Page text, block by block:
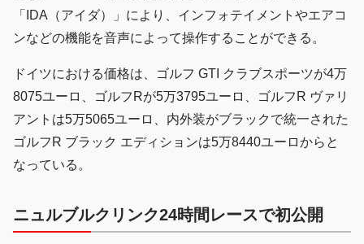
「IDA（アイダ）」により、インフォテイメントやエアコ
ンなどの機能を音声によって操作することができる。
ドイツにおける価格は、ゴルフ GTI クラブスポーツが4万
8075ユーロ、ゴルフRが5万3795ユーロ、ゴルフR ヴァリ
アントは5万5065ユーロ、内外装がブラックで統一された
ゴルフR ブラック エディションは5万8440ユーロからと
なっている。
ニュルブルクリンク24時間レースで初公開